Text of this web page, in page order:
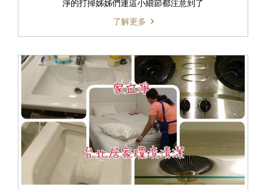
淨的打掃姊姊們連這小細節都注意到了
了解更多